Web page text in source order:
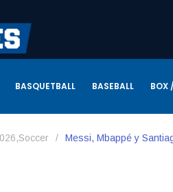
BASQUETBALL BASEBALL BOX
,Soccer / Messi, Mbappé y